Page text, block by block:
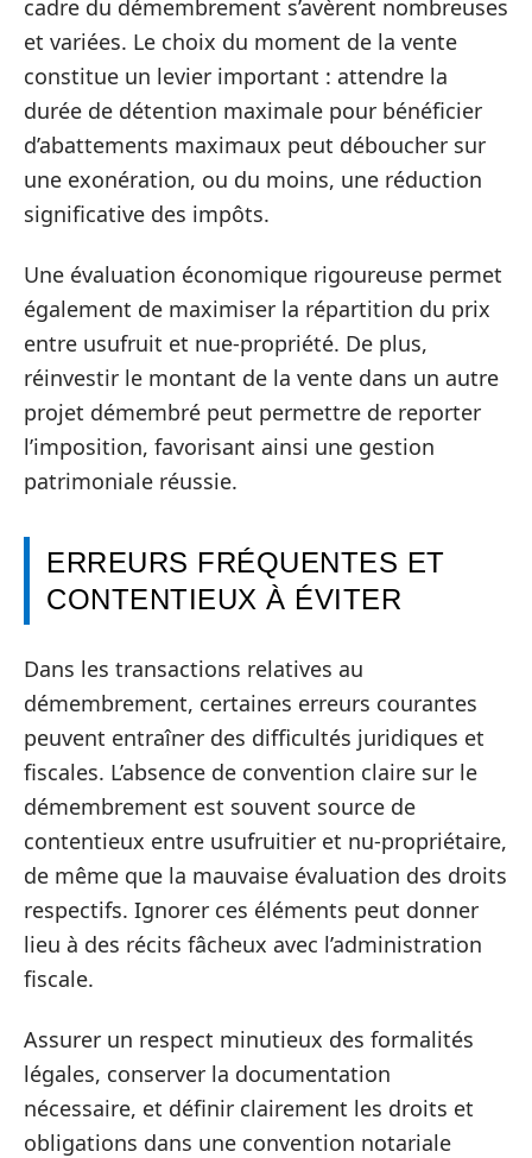
cadre du démembrement s’avèrent nombreuses
et variées. Le choix du moment de la vente
constitue un levier important : attendre la
durée de détention maximale pour bénéficier
d’abattements maximaux peut déboucher sur
une exonération, ou du moins, une réduction
significative des impôts.
Une évaluation économique rigoureuse permet
également de maximiser la répartition du prix
entre usufruit et nue-propriété. De plus,
réinvestir le montant de la vente dans un autre
projet démembré peut permettre de reporter
l’imposition, favorisant ainsi une gestion
patrimoniale réussie.
ERREURS FRÉQUENTES ET
CONTENTIEUX À ÉVITER
Dans les transactions relatives au
démembrement, certaines erreurs courantes
peuvent entraîner des difficultés juridiques et
fiscales. L’absence de convention claire sur le
démembrement est souvent source de
contentieux entre usufruitier et nu-propriétaire,
de même que la mauvaise évaluation des droits
respectifs. Ignorer ces éléments peut donner
lieu à des récits fâcheux avec l’administration
fiscale.
Assurer un respect minutieux des formalités
légales, conserver la documentation
nécessaire, et définir clairement les droits et
obligations dans une convention notariale